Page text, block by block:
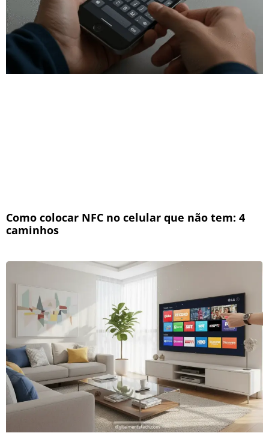
Como colocar NFC no celular que não tem: 4
caminhos